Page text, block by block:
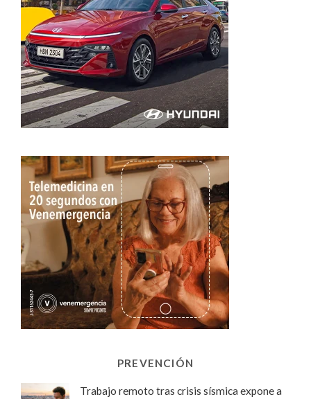
PREVENCIÓN
Trabajo remoto tras crisis sísmica expone a